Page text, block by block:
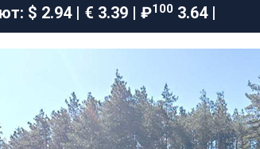
$ 2.94 | € 3.39 | ₽1003.64 |